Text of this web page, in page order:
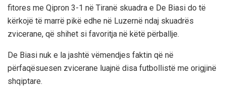
fitores me Qipron 3-1 në Tiranë skuadra e De Biasi do të
kërkojë të marrë pikë edhe në Luzernë ndaj skuadrës
zvicerane, që shihet si favoritja në këtë përballje.
De Biasi nuk e la jashtë vëmendjes faktin që në
përfaqësuesen zvicerane luajnë disa futbollistë me origjinë
shqiptare.